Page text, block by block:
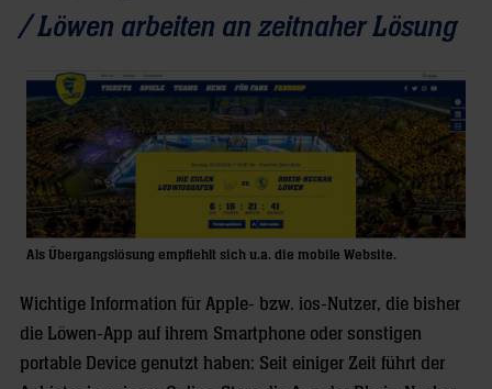
/ Löwen arbeiten an zeitnaher Lösung
Als Übergangslösung empfiehlt sich u.a. die mobile Website.
Wichtige Information für Apple- bzw. ios-Nutzer, die bisher
die Löwen-App auf ihrem Smartphone oder sonstigen
portable Device genutzt haben: Seit einiger Zeit führt der